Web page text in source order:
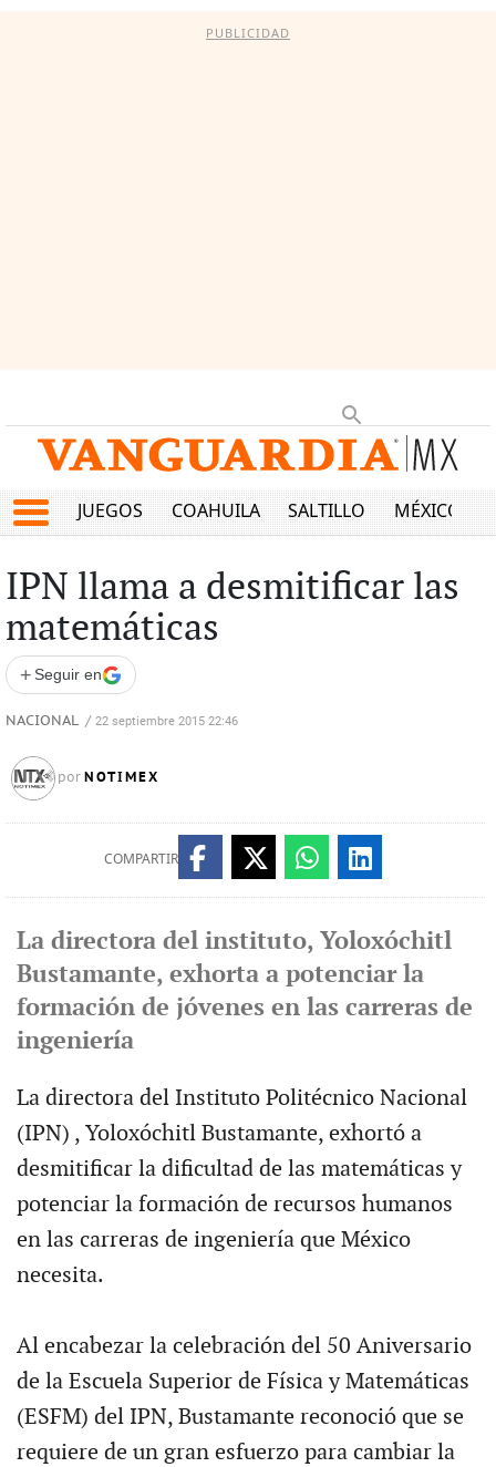
PUBLICIDAD
JUEGOS COAHUILA SALTILLO MÉXICO
IPN llama a desmitificar las
matemáticas
+ Seguir en
NACIONAL / 22 septiembre 2015 22:46
por NOTIMEX
COMPARTIR
La directora del instituto, Yoloxóchitl
Bustamante, exhorta a potenciar la
formación de jóvenes en las carreras de
ingeniería
La directora del Instituto Politécnico Nacional
(IPN) , Yoloxóchitl Bustamante, exhortó a
desmitificar la dificultad de las matemáticas y
potenciar la formación de recursos humanos
en las carreras de ingeniería que México
necesita.
Al encabezar la celebración del 50 Aniversario
de la Escuela Superior de Física y Matemáticas
(ESFM) del IPN, Bustamante reconoció que se
requiere de un gran esfuerzo para cambiar la